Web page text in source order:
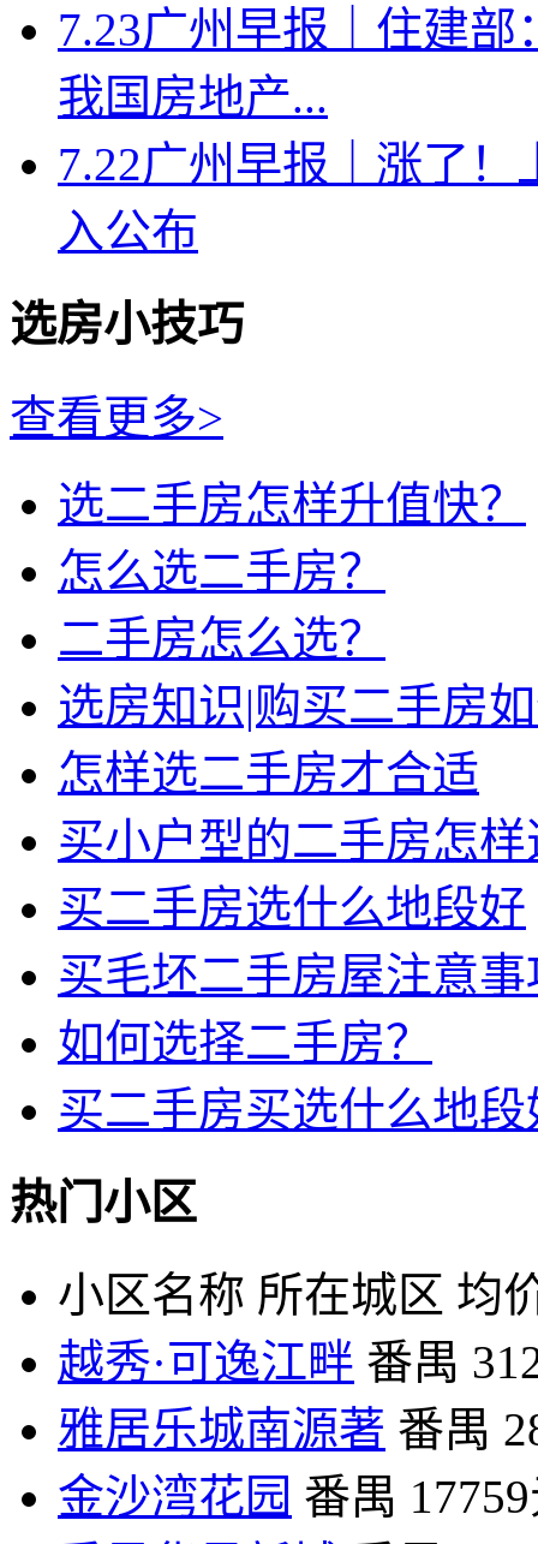
7.23广州早报｜住建
我国房地产...
7.22广州早报｜涨了
入公布
选房小技巧
查看更多>
选二手房怎样升值快？
怎么选二手房？
二手房怎么选？
选房知识|购买二手房
怎样选二手房才合适
买小户型的二手房怎样
买二手房选什么地段好
买毛坯二手房屋注意事
如何选择二手房？
买二手房买选什么地段
热门小区
小区名称 所在城区 均
越秀·可逸江畔 番禺
雅居乐城南源著 番禺
金沙湾花园 番禺